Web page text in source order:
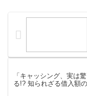
「キャッシング、実は
る!? 知られざる借入額の